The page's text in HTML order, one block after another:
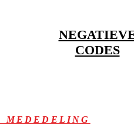
CODES
MEDEDELING